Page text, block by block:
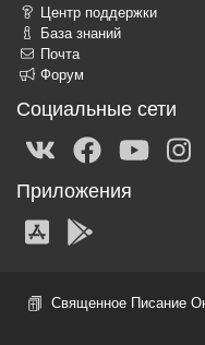
Центр поддержки
База знаний
Почта
Форум
Социальные сети
Приложения
Священное Писание